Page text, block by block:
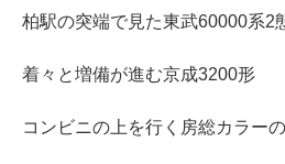
柏駅の突端で見た東武60000系2
着々と増備が進む京成3200形
コンビニの上を行く房総カラー